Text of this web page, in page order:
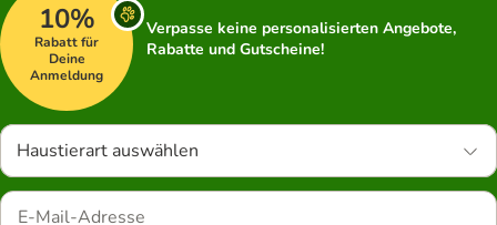
10%
Rabatt für
Deine
Anmeldung
Verpasse keine personalisierten Angebote,
Rabatte und Gutscheine!
Haustierart auswählen